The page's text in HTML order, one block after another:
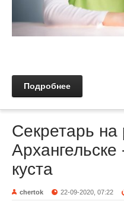
Подробнее
Секретарь
куста
chertok 22-09-2020, 07:22